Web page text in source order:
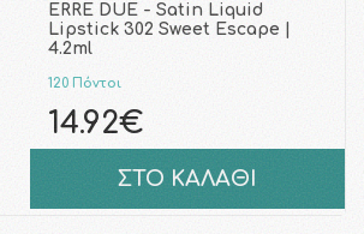
ERRE DUE - Satin Liquid
Lipstick 302 Sweet Escape |
4.2ml
120 Πόντοι
14.92€
ΣΤΟ ΚΑΛΑΘΙ